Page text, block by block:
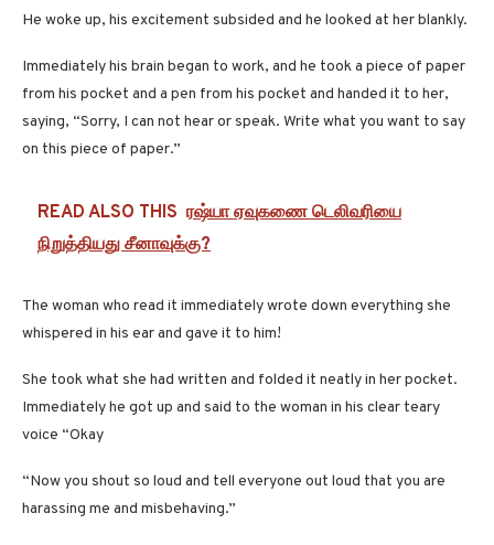
He woke up, his excitement subsided and he looked at her blankly.
Immediately his brain began to work, and he took a piece of paper
from his pocket and a pen from his pocket and handed it to her,
saying, “Sorry, I can not hear or speak. Write what you want to say
on this piece of paper.”
READ ALSO THIS ரஷ்யா ஏவுகணை டெலிவரியை
நிறுத்தியது சீனாவுக்கு?
The woman who read it immediately wrote down everything she
whispered in his ear and gave it to him!
She took what she had written and folded it neatly in her pocket.
Immediately he got up and said to the woman in his clear teary
voice “Okay
“Now you shout so loud and tell everyone out loud that you are
harassing me and misbehaving.”